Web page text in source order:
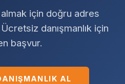
almak için doğru adres
danışmanlık için
başvur.
AL